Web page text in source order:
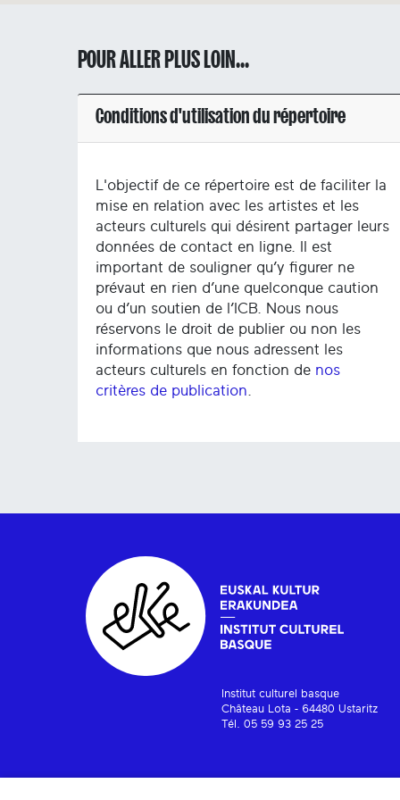
POUR ALLER PLUS LOIN...
Conditions d'utilisation du répertoire
L'objectif de ce répertoire est de faciliter la
mise en relation avec les artistes et les
acteurs culturels qui désirent partager leurs
données de contact en ligne. Il est
important de souligner qu’y figurer ne
prévaut en rien d’une quelconque caution
ou d’un soutien de l’ICB. Nous nous
réservons le droit de publier ou non les
informations que nous adressent les
acteurs culturels en fonction de nos
critères de publication
Institut culturel basque
Château Lota - 64480 Ustaritz
Tél. 05 59 93 25 25